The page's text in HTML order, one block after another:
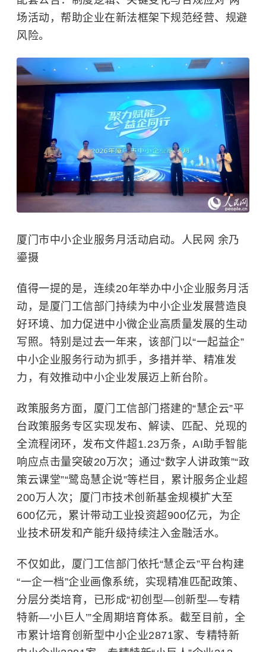
场活动，帮助企业在新法框架下规范经营、规避
风险。
厦门市中小企业服务月活动启动。人民网 余乃
鎏摄
值得一提的是，连续20年举办中小企业服务月活
动，是厦门工信部门持续为中小企业发展营造良
好环境、加力促进中小微企业高质量发展的生动
写照。特别是过去一年来，该部门以“一起益企”
中小企业服务行动为抓手，多措并举、精准发
力，有效推动中小企业发展迈上新台阶。
政策服务方面，厦门工信部门搭建的“慧企云”平
台政策服务专区实现发布、解读、匹配、兑现的
全流程闭环，发布文件超1.23万条，AI助手智能
响应点击量突破20万次；通过“数字人讲政策”“政
策云课堂”“鹭岛慧企说”等栏目，累计服务企业超
200万人次；厦门市技术创新基金规模扩大至
600亿元，累计带动工业投资超900亿元，为企
业技术研发和产能升级持续注入金融活水。
不仅如此，厦门工信部门依托“慧企云”平台构建
“一企一档”企业画像系统，实现精准匹配政策、
分层分类培育，已形成“初创型—创新型—专精
特新—‘小巨人’”全周期培育体系。截至目前，全
市累计培育创新型中小企业2871家、专精特新